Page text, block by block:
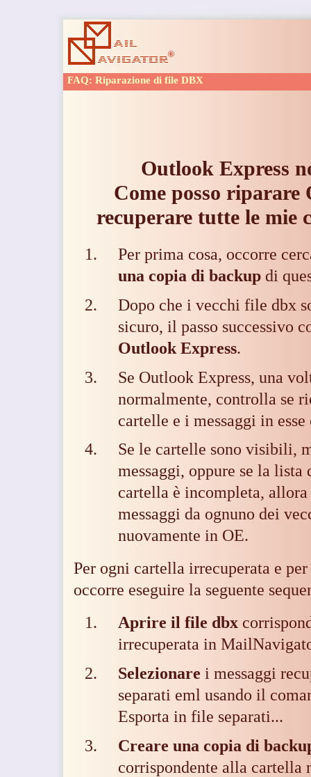
FAQ: Riparazione di file DBX
Outlook Express
Come posso riparare
recuperare tutte le mie
Per prima cosa, occorre
una copia di backupdi
Dopo che i vecchi file dbx
sicuro, il passo successivo
Outlook Express.
Se Outlook Express, una
normalmente, controlla se
cartelle e i messaggi in
Se le cartelle sono visibili,
messaggi, oppure se la lista
cartella è incompleta,
messaggi da ognuno dei
nuovamente in OE.
Per ogni cartella irrecuperata e
occorre eseguire la seguente
Aprire il file dbx
irrecuperata in
Selezionare i messaggi
separati eml usando il
Esporta in file separati...
Creare una copia di
corrispondente alla cartella